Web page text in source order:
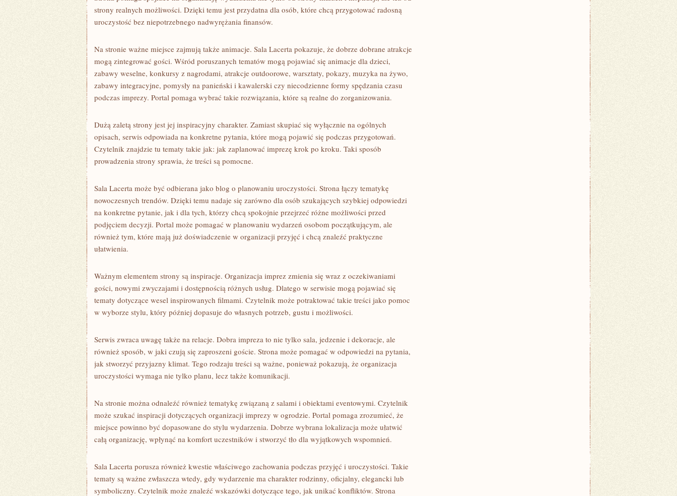
strony realnych możliwości. Dzięki temu jest przydatna dla osób, które chcą przygotować radosną
uroczystość bez niepotrzebnego nadwyrężania finansów.
Na stronie ważne miejsce zajmują także animacje. Sala Lacerta pokazuje, że dobrze dobrane atrakcje
mogą zintegrować gości. Wśród poruszanych tematów mogą pojawiać się animacje dla dzieci,
zabawy weselne, konkursy z nagrodami, atrakcje outdoorowe, warsztaty, pokazy, muzyka na żywo,
zabawy integracyjne, pomysły na panieński i kawalerski czy niecodzienne formy spędzania czasu
podczas imprezy. Portal pomaga wybrać takie rozwiązania, które są realne do zorganizowania.
Dużą zaletą strony jest jej inspiracyjny charakter. Zamiast skupiać się wyłącznie na ogólnych
opisach, serwis odpowiada na konkretne pytania, które mogą pojawić się podczas przygotowań.
Czytelnik znajdzie tu tematy takie jak: jak zaplanować imprezę krok po kroku. Taki sposób
prowadzenia strony sprawia, że treści są pomocne.
Sala Lacerta może być odbierana jako blog o planowaniu uroczystości. Strona łączy tematykę
nowoczesnych trendów. Dzięki temu nadaje się zarówno dla osób szukających szybkiej odpowiedzi
na konkretne pytanie, jak i dla tych, którzy chcą spokojnie przejrzeć różne możliwości przed
podjęciem decyzji. Portal może pomagać w planowaniu wydarzeń osobom początkującym, ale
również tym, które mają już doświadczenie w organizacji przyjęć i chcą znaleźć praktyczne
ułatwienia.
Ważnym elementem strony są inspiracje. Organizacja imprez zmienia się wraz z oczekiwaniami
gości, nowymi zwyczajami i dostępnością różnych usług. Dlatego w serwisie mogą pojawiać się
tematy dotyczące wesel inspirowanych filmami. Czytelnik może potraktować takie treści jako pomoc
w wyborze stylu, który później dopasuje do własnych potrzeb, gustu i możliwości.
Serwis zwraca uwagę także na relacje. Dobra impreza to nie tylko sala, jedzenie i dekoracje, ale
również sposób, w jaki czują się zaproszeni goście. Strona może pomagać w odpowiedzi na pytania,
jak stworzyć przyjazny klimat. Tego rodzaju treści są ważne, ponieważ pokazują, że organizacja
uroczystości wymaga nie tylko planu, lecz także komunikacji.
Na stronie można odnaleźć również tematykę związaną z salami i obiektami eventowymi. Czytelnik
może szukać inspiracji dotyczących organizacji imprezy w ogrodzie. Portal pomaga zrozumieć, że
miejsce powinno być dopasowane do stylu wydarzenia. Dobrze wybrana lokalizacja może ułatwić
całą organizację, wpłynąć na komfort uczestników i stworzyć tło dla wyjątkowych wspomnień.
Sala Lacerta porusza również kwestie właściwego zachowania podczas przyjęć i uroczystości. Takie
tematy są ważne zwłaszcza wtedy, gdy wydarzenie ma charakter rodzinny, oficjalny, elegancki lub
symboliczny. Czytelnik może znaleźć wskazówki dotyczące tego, jak unikać konfliktów. Strona